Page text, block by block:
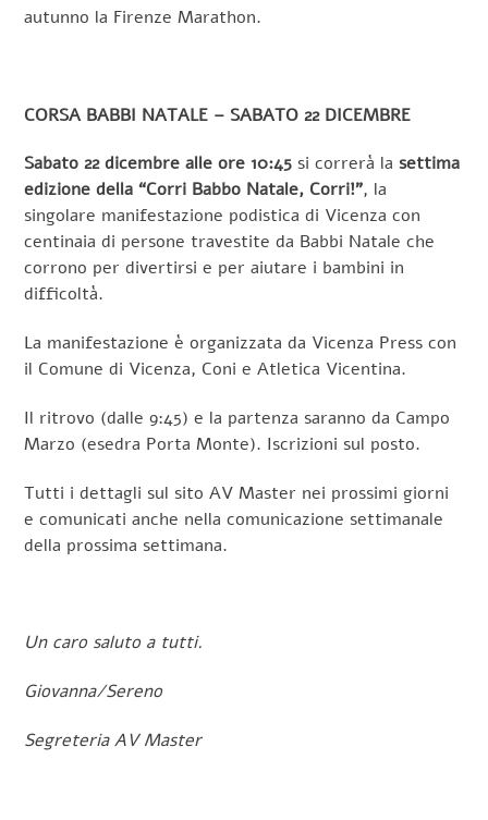
autunno la Firenze Marathon.
CORSA BABBI NATALE – SABATO 22 DICEMBRE
Sabato 22 dicembre alle ore 10:45 si correrà la settima
edizione della “Corri Babbo Natale, Corri!”, la
singolare manifestazione podistica di Vicenza con
centinaia di persone travestite da Babbi Natale che
corrono per divertirsi e per aiutare i bambini in
difficoltà.
La manifestazione è organizzata da Vicenza Press con
il Comune di Vicenza, Coni e Atletica Vicentina.
Il ritrovo (dalle 9:45) e la partenza saranno da Campo
Marzo (esedra Porta Monte). Iscrizioni sul posto.
Tutti i dettagli sul sito AV Master nei prossimi giorni
e comunicati anche nella comunicazione settimanale
della prossima settimana.
Un caro saluto a tutti.
Giovanna/Sereno
Segreteria AV Master